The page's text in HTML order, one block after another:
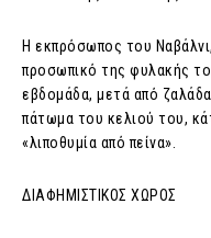
Η εκπρόσωπος του
προσωπικό της φυλακής
εβδομάδα, μετά από
πάτωμα του κελιού του,
«λιποθυμία από πείνα».
ΔΙΑΦΗΜΙΣΤΙΚΟΣ ΧΩΡΟΣ